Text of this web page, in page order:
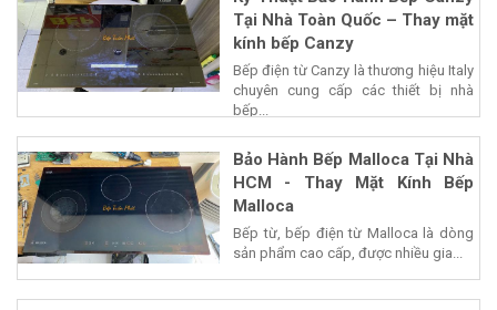
Tại Nhà Toàn Quốc – Thay mặt
kính bếp Canzy
Bếp điện từ Canzy là thương hiệu Italy
chuyên cung cấp các thiết bị nhà
bếp...
Bảo Hành Bếp Malloca Tại Nhà
HCM - Thay Mặt Kính Bếp
Malloca
Bếp từ, bếp điện từ Malloca là dòng
sản phẩm cao cấp, được nhiều gia...